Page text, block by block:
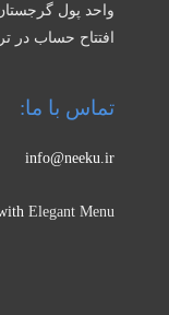
واحد پول
افتتاح حساب در
تماس با ما:
info@neeku.ir
Elegant Menu